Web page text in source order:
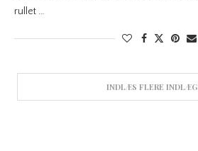
rullet …
INDLÆS FLERE INDLÆG